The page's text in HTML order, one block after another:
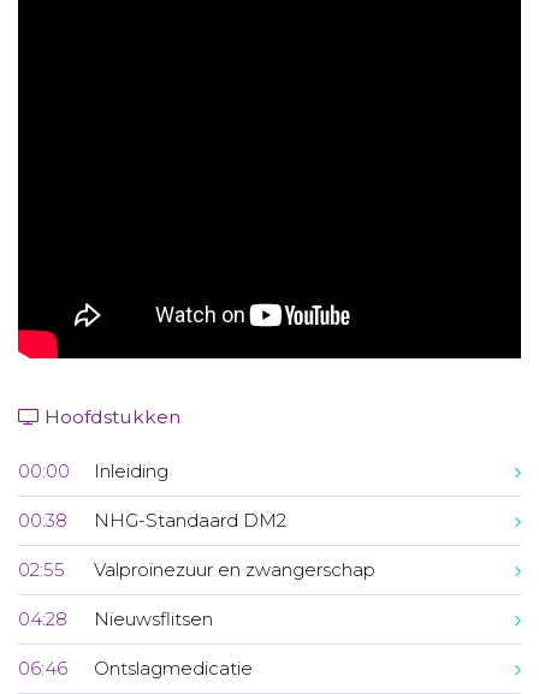
Hoofdstukken
00:00 Inleiding
00:38 NHG-Standaard DM2
02:55 Valproïnezuur en zwangerschap
04:28 Nieuwsflitsen
06:46 Ontslagmedicatie